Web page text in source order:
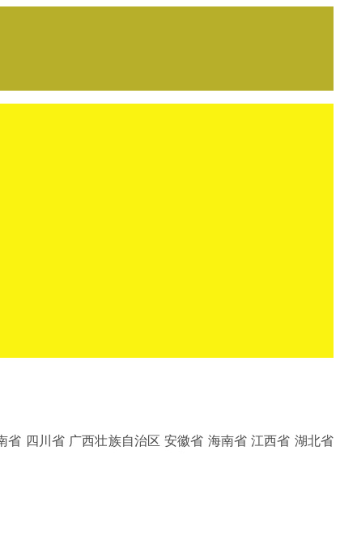
四川省 广西壮族自治区 安徽省 海南省 江西省 湖北省